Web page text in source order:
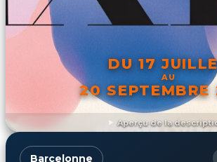
Aperçu de la
DU 17
AU
20
DÉCOUVRIR
Barcelonne